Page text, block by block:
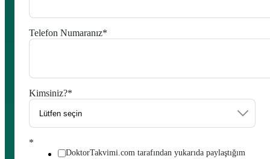
Telefon Numaranız*
Kimsiniz?*
*
DoktorTakvimi.com tarafından yukarıda paylaştığım